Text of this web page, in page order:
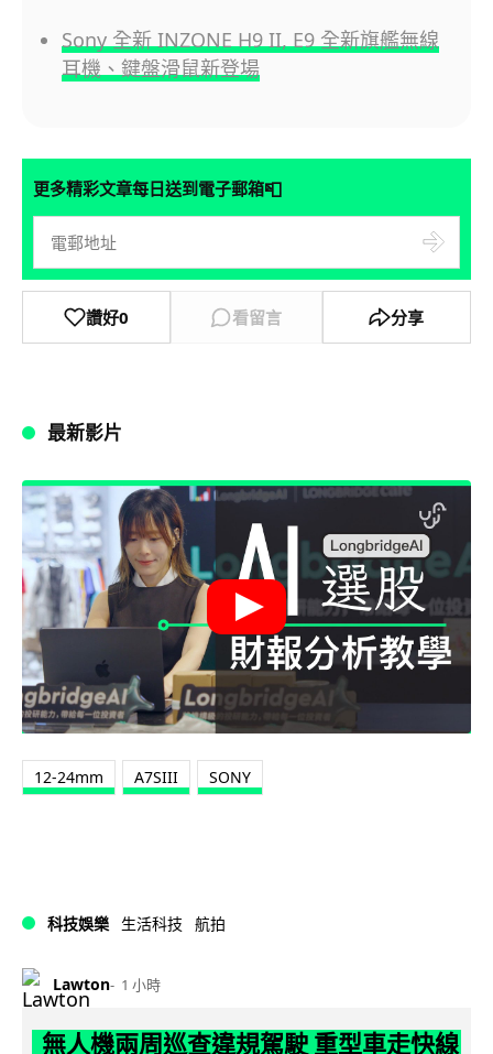
Sony 全新 INZONE H9 II, E9 全新旗艦無線
耳機、鍵盤滑鼠新登場
更多精彩文章每日送到電子郵箱📮
讚好0 看留言 分享
最新影片
12-24mm A7SIII SONY
科技娛樂 生活科技 航拍
Lawton 1 小時
無人機兩周巡查違規駕駛 重型車走快線